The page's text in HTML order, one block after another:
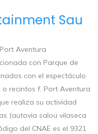
Sau
Aventura
con Parque de
con el espectáculo.
recintos f. Port Aventura
realiza su actividad
(autovia salou vilaseca
del CNAE es el 9321